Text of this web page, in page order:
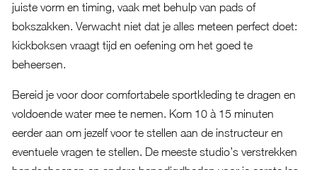
juiste vorm en timing, vaak met behulp van pads of
bokszakken. Verwacht niet dat je alles meteen perfect doet:
kickboksen vraagt tijd en oefening om het goed te
beheersen.
Bereid je voor door comfortabele sportkleding te dragen en
voldoende water mee te nemen. Kom 10 à 15 minuten
eerder aan om jezelf voor te stellen aan de instructeur en
eventuele vragen te stellen. De meeste studio’s verstrekken